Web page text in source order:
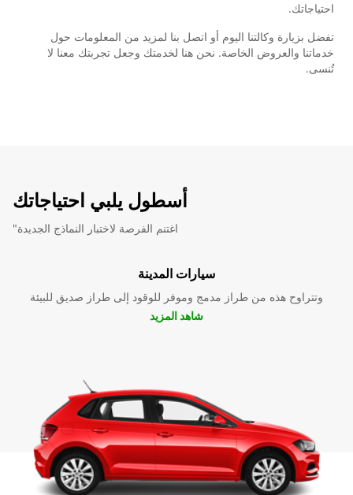
احتياجاتك.
تفضل بزيارة وكالتنا اليوم أو اتصل بنا لمزيد من المعلومات حول
خدماتنا والعروض الخاصة. نحن هنا لخدمتك وجعل تجربتك معنا لا
تُنسى.
أسطول يلبي احتياجاتك
"اغتنم الفرصة لاختبار النماذج الجديدة
سيارات المدينة
وتتراوح هذه من طراز مدمج وموفر للوقود إلى طراز صديق للبيئة
شاهد المزيد